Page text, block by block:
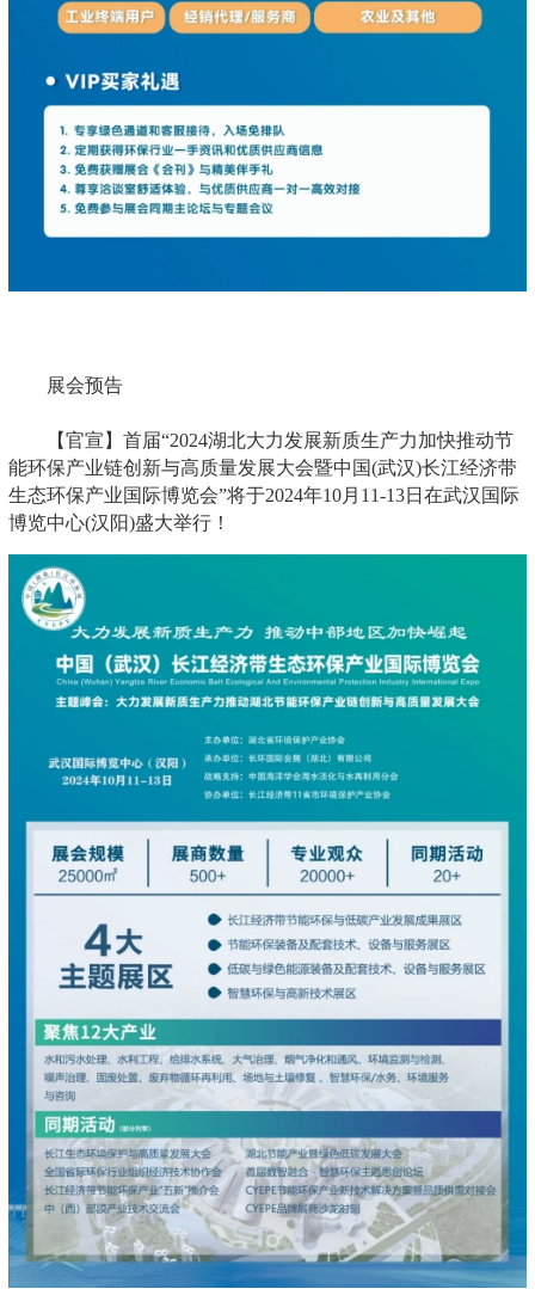
展会预告
【官宣】首届“2024湖北大力发展新质生产力加快推动节
能环保产业链创新与高质量发展大会暨中国(武汉)长江经济带
生态环保产业国际博览会”将于2024年10月11-13日在武汉国际
博览中心(汉阳)盛大举行！